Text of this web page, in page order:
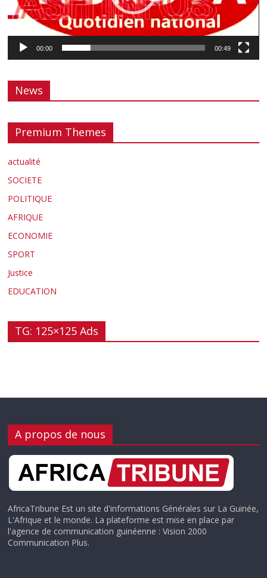
00:00 00:49
News
Premium Themes
actualité
SOCIETE
POLITIQUE
AFRIQUE
ECONOMIE
SPORT
Justice
EDUCATION
TG: 125×125 Ads
A propos de nous
AfricaTribune Est un site d'informations Générales sur La Guinée,
L'Afrique et le monde. La plateforme est mise en place par
l'agence de communication guinéenne : Vision 2000
Communication Plus.